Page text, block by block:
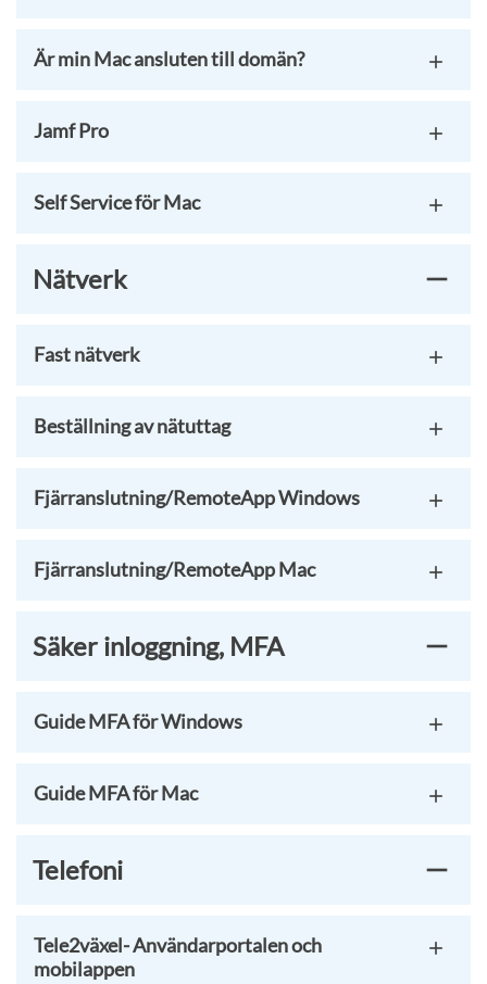
Är min Mac ansluten till domän?
Jamf Pro
Self Service för Mac
Nätverk
Fast nätverk
Beställning av nätuttag
Fjärranslutning/RemoteApp Windows
Fjärranslutning/RemoteApp Mac
Säker inloggning, MFA
Guide MFA för Windows
Guide MFA för Mac
Telefoni
Tele2växel- Användarportalen och
mobilappen